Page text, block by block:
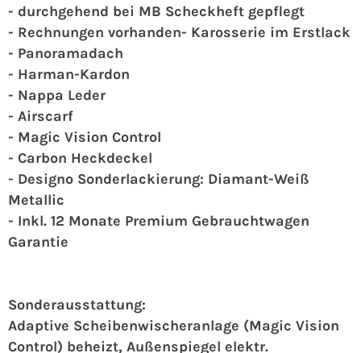
- durchgehend bei MB Scheckheft gepflegt
- Rechnungen vorhanden- Karosserie im Erstlack
- Panoramadach
- Harman-Kardon
- Nappa Leder
- Airscarf
- Magic Vision Control
- Carbon Heckdeckel
- Designo Sonderlackierung: Diamant-Weiß
Metallic
- Inkl. 12 Monate Premium Gebrauchtwagen
Garantie
Sonderausstattung:
Adaptive Scheibenwischeranlage (Magic Vision
Control) beheizt, Außenspiegel elektr.